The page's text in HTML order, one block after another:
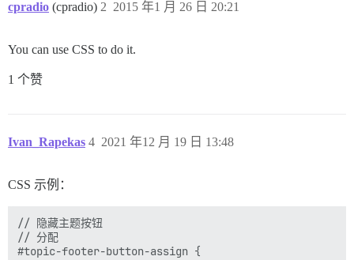
cpradio (cpradio) 2015 年1 月 26 日 20:21
2
You can use CSS to do it.
1 个赞
Ivan_Rapekas 2021 年12 月 19 日 13:48
4
CSS 示例：
// 隐藏主题按钮
// 分配
#topic-footer-button-assign {